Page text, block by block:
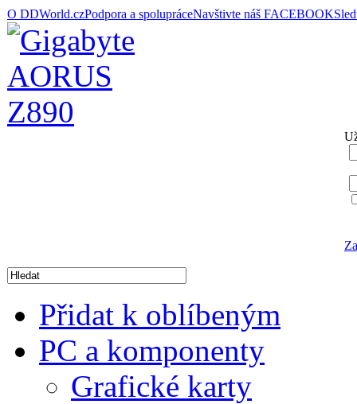
O DDWorld.czPodpora a spolupráceNavštivte náš FACEBOOK
Přidat k oblíbeným
PC a komponenty
Grafické karty